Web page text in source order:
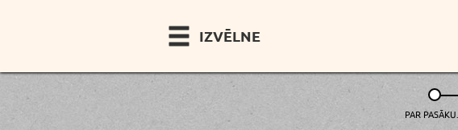
IZVĒLNE
PAR PASĀKU...